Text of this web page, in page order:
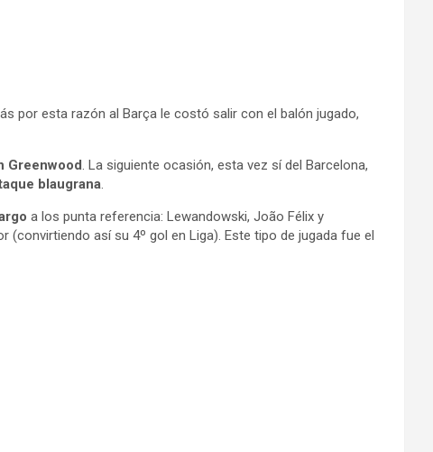
por esta razón al Barça le costó salir con el balón jugado,
Greenwood. La siguiente ocasión, esta vez sí del Barcelona,
blaugrana.
a los punta referencia: Lewandowski, João Félix y
(convirtiendo así su 4º gol en Liga). Este tipo de jugada fue el